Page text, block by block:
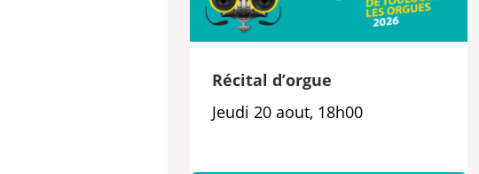
Récital d’orgue
Jeudi 20 aout, 18h00